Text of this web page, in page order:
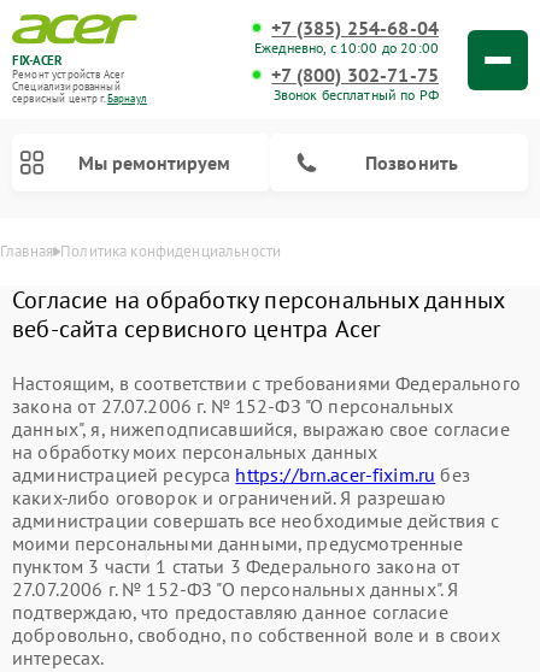
FIX-ACER
Ремонт устройств Acer
Специализированный
cервисный центр г.Барнаул
+7 (385) 254-68-04
Ежедневно, с 10:00 до 20:00
+7 (800) 302-71-75
Звонок бесплатный по РФ
Мы ремонтируем Позвонить
Главная Политика конфиденциальности
Согласие на обработку персональных данных
веб-сайта сервисного центра Acer
Настоящим, в соответствии с требованиями Федерального
закона от 27.07.2006 г. № 152-ФЗ "О персональных
данных", я, нижеподписавшийся, выражаю свое согласие
на обработку моих персональных данных
администрацией ресурса https://brn.acer-fixim.ru без
каких-либо оговорок и ограничений. Я разрешаю
администрации совершать все необходимые действия с
моими персональными данными, предусмотренные
пунктом 3 части 1 статьи 3 Федерального закона от
27.07.2006 г. № 152-ФЗ "О персональных данных". Я
подтверждаю, что предоставляю данное согласие
добровольно, свободно, по собственной воле и в своих
интересах.